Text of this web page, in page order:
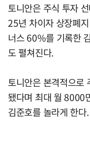
토니안은 주식 투자
25년 차이자 상장폐
너스 60%를 기록한
도 펼쳐진다.
토니안은 본격적으로
됐다며 최대 월 8000
김준호를 놀라게 한다.